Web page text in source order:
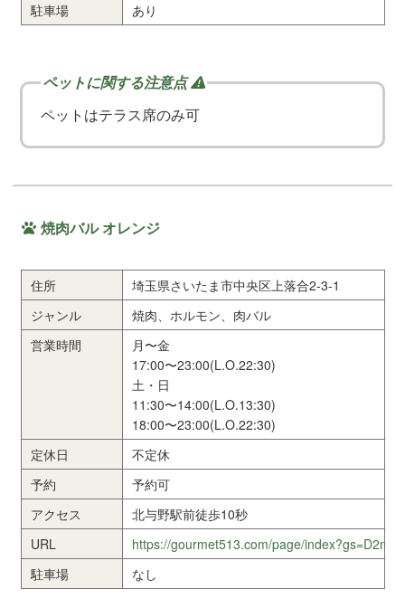
駐車場
あり
ペットはテラス席のみ可
焼肉バル オレンジ
住所
埼玉県さいたま市中央区上落合2-3-1
ジャンル
焼肉、ホルモン、肉バル
営業時間
月〜金
17:00〜23:00(L.O.22:30)
土・日
11:30〜14:00(L.O.13:30)
18:00〜23:00(L.O.22:30)
定休日
不定休
予約
予約可
アクセス
北与野駅前徒歩10秒
URL
https://gourmet513.com/page/
駐車場
なし